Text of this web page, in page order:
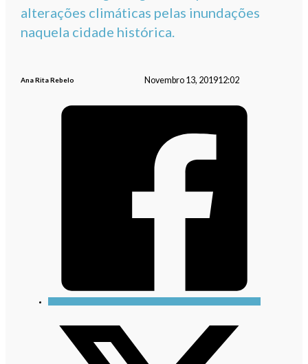
alterações climáticas pelas inundações
naquela cidade histórica.
Ana Rita Rebelo Novembro 13, 201912:02